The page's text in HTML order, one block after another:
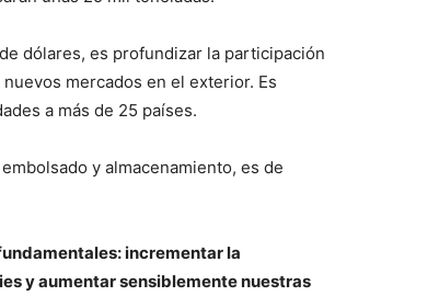
dólares, es profundizar la participación
mercados en el exterior. Es
a más de 25 países.
y almacenamiento, es de
incrementar la
y aumentar sensiblemente nuestras